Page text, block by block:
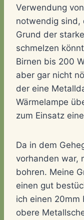
Verwendung
notwendig sind,
Grund der
schmelzen
Birnen bis 200
aber gar nicht
der eine
Wärmelampe
zum Einsatz
Da in dem
vorhanden war,
bohren. Meine
einen gut
ich einen 20mm
obere